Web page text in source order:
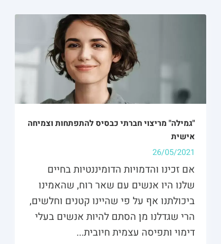
"גמילה" מריצוי חברתי כבסיס להתפתחות וצמיחה
אישית
26/05/2021
אם זכינו והדמויות הדומיננטיות בחיים
שלנו היו אנשים עם שאר רוח, שהאמינו
ביכולתנו אף על פי שהיינו קטנים וחלשים,
הרי שגדלנו מן הסתם להיות אנשים בעלי
דימוי ותפיסה עצמית חיובית...